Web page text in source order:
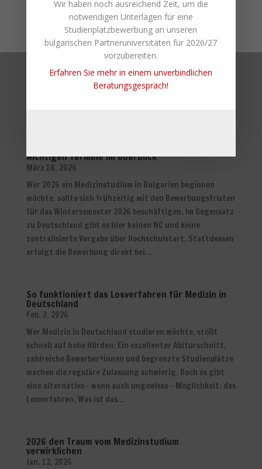
nur eine ortsansässige Agentur vorweisen kann.
wichtigen Termine im Überblick
März 18, 2026
Wer 2026 ein Medizinstudium in Bulgarien beginnen
möchte, sollte sich frühzeitig mit den Bewerbungsfristen
für das Wintersemester 2026 beschäftigen. Im Gegensatz
zu Deutschland gibt es hier keinen NC und keine
zentralisierte Vergabe über Hochschulstart. Stattdessen
erfolgt die Bewerbung direkt bei...
So funktioniert das Losverfahren für Medizin in
Deutschland
Feb. 3, 2026
Wer Medizin in Deutschland studieren möchte, stößt
schnell auf hohe Hürden: Ein exzellenter Abiturschnitt,
zahlreiche Bewerber*innen und begrenzte Studienplätze
machen die reguläre Zulassung schwierig. Doch es gibt
eine alternative – wenn auch ungewisse – Möglichkeit: das
Losverfahren. Was ist das...
2026 den Traum vom Medizinstudium
verwirklichen
Jan. 12, 2026
Wir haben noch ausreichend Zeit, um die
notwendigen Unterlagen für eine
Studienplatzbewerbung an unseren
bulgarischen Partneruniversitäten für 2026/27
vorzubereiten.
Erfahren Sie mehr in einem unverbindlichen
Beratungsgespräch!